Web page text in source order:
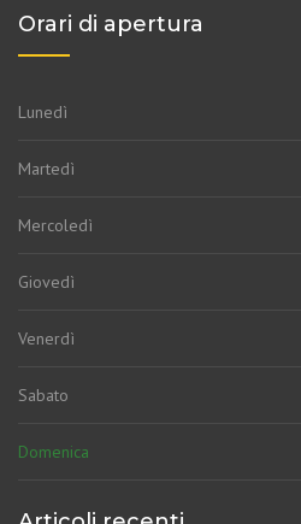
Orari di apertura
Lunedì
Martedì
Mercoledì
Giovedì
Venerdì
Sabato
Domenica